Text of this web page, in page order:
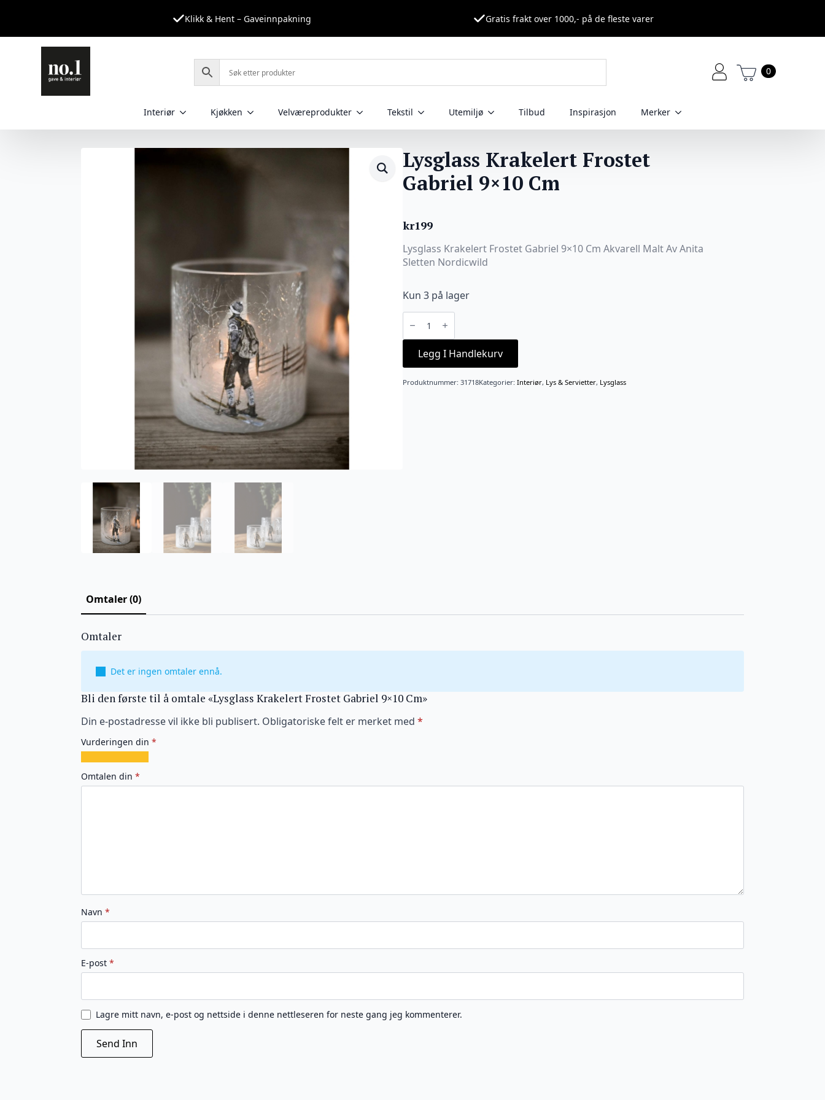
Klikk & Hent – Gaveinnpakning Gratis frakt over 1000,- på de fleste varer
0
Interiør Kjøkken Velværeprodukter Tekstil Utemiljø Tilbud Inspirasjon Merker
Lysglass Krakelert Frostet
Gabriel 9×10 Cm
kr199
Lysglass Krakelert Frostet Gabriel 9×10 Cm Akvarell Malt Av Anita
Sletten Nordicwild
Kun 3 på lager
Lysglass
Krakelert
Frostet
Gabriel
9×10
antall
Legg I Handlekurv
Produktnummer: 31718Kategorier: Interiør, Lys & Servietter, Lysglass
Omtaler (0)
Omtaler
Det er ingen omtaler ennå.
Bli den første til å omtale «Lysglass Krakelert Frostet Gabriel 9×10 Cm»
Din e-postadresse vil ikke bli publisert. Obligatoriske felt er merket med *
Vurderingen din *
av
5
av
5
av
5
av
5
av
5
Omtalen din *
Navn *
E-post *
Lagre mitt navn, e-post og nettside i denne nettleseren for neste gang jeg kommenterer.